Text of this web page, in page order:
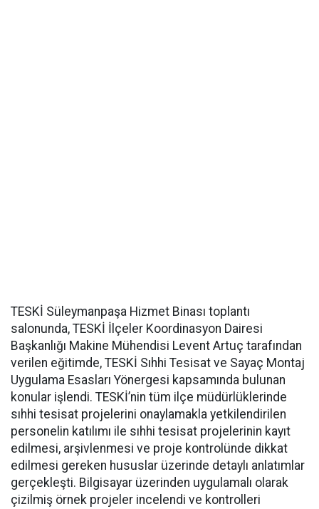
TESKİ Süleymanpaşa Hizmet Binası toplantı
salonunda, TESKİ İlçeler Koordinasyon Dairesi
Başkanlığı Makine Mühendisi Levent Artuç tarafından
verilen eğitimde, TESKİ Sıhhi Tesisat ve Sayaç Montaj
Uygulama Esasları Yönergesi kapsamında bulunan
konular işlendi. TESKİ’nin tüm ilçe müdürlüklerinde
sıhhi tesisat projelerini onaylamakla yetkilendirilen
personelin katılımı ile sıhhi tesisat projelerinin kayıt
edilmesi, arşivlenmesi ve proje kontrolünde dikkat
edilmesi gereken hususlar üzerinde detaylı anlatımlar
gerçekleşti. Bilgisayar üzerinden uygulamalı olarak
çizilmiş örnek projeler incelendi ve kontrolleri